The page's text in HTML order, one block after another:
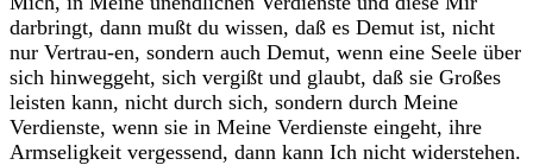
darbringt, dann mußt du wissen, daß es Demut ist, nicht
nur Vertrau-en, sondern auch Demut, wenn eine Seele über
sich hinweggeht, sich vergißt und glaubt, daß sie Großes
leisten kann, nicht durch sich, sondern durch Meine
Verdienste, wenn sie in Meine Verdienste eingeht, ihre
Armseligkeit vergessend, dann kann Ich nicht widerstehen.